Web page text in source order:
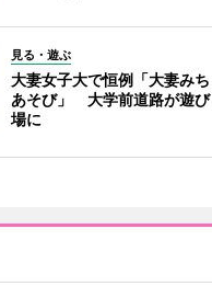
見る・遊ぶ
大妻女子大で恒例「大妻みち
あそび」 大学前道路が遊び
場に